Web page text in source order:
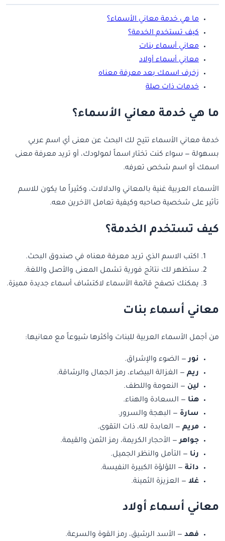
ما هي خدمة معاني الأسماء؟
كيف تستخدم الخدمة؟
معاني أسماء بنات
معاني أسماء أولاد
زخرف اسمك بعد معرفة معناه
خدمات ذات صلة
ما هي خدمة معاني الأسماء؟
خدمة معاني الأسماء تتيح لك البحث عن معنى أي اسم عربي
بسهولة — سواء كنت تختار اسماً لمولودك، أو تريد معرفة معنى
اسمك أو اسم شخص تعرفه.
الأسماء العربية غنية بالمعاني والدلالات، وكثيراً ما يكون للاسم
تأثير على شخصية صاحبه وكيفية تعامل الآخرين معه.
كيف تستخدم الخدمة؟
اكتب الاسم الذي تريد معرفة معناه في صندوق البحث.
ستظهر لك نتائج فورية تشمل المعنى والأصل واللغة.
يمكنك تصفح قائمة الأسماء لاكتشاف أسماء جديدة مميزة.
معاني أسماء بنات
من أجمل الأسماء العربية للبنات وأكثرها شيوعاً مع معانيها:
نور— الضوء والإشراق.
ريم — الغزالة البيضاء، رمز الجمال والرشاقة.
لين — النعومة واللطف.
هنا — السعادة والهناء.
سارة — البهجة والسرور.
مريم — العابدة لله، ذات التقوى.
جواهر— الأحجار الكريمة، رمز الثمن والقيمة.
رنا — التأمل والنظر الجميل.
دانة — اللؤلؤة الكبيرة النفيسة.
غلا — العزيزة الثمينة.
معاني أسماء أولاد
فهد — الأسد الرشيق، رمز القوة والسرعة.